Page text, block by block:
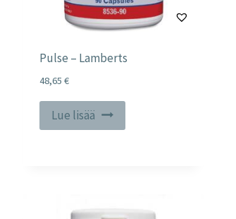
Pulse – Lamberts
48,65€
Lue lisää